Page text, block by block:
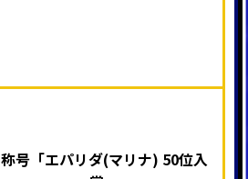
称号「エパリダ(マリナ) 50位入